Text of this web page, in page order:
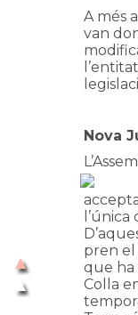
A més
van
Nova
L’Asse
pren el
que ha
Colla